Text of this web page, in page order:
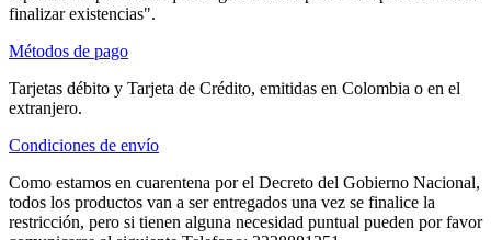
finalizar existencias".
Métodos de pago
Tarjetas débito y Tarjeta de Crédito, emitidas en Colombia o en el
extranjero.
Condiciones de envío
Como estamos en cuarentena por el Decreto del Gobierno Nacional,
todos los productos van a ser entregados una vez se finalice la
restricción, pero si tienen alguna necesidad puntual pueden por favor